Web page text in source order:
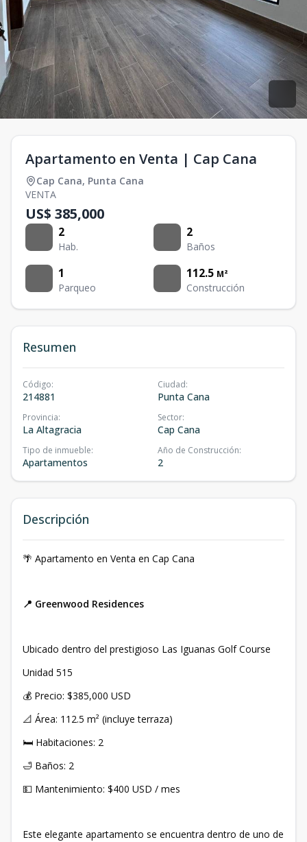
Apartamento en Venta | Cap Cana
Cap Cana, Punta Cana
VENTA
US$ 385,000
2
Hab.
2
Baños
1
Parqueo
112.5 M²
Construcción
Resumen
Código:
214881
Ciudad:
Punta Cana
Provincia:
La Altagracia
Sector:
Cap Cana
Tipo de inmueble:
Apartamentos
Año de Construcción:
2
Descripción
🌴 Apartamento en Venta en Cap Cana
📍 Greenwood Residences
Ubicado dentro del prestigioso Las Iguanas Golf Course
Unidad 515
💰 Precio: $385,000 USD
📐 Área: 112.5 m² (incluye terraza)
🛏️ Habitaciones: 2
🛁 Baños: 2
💵 Mantenimiento: $400 USD / mes
Este elegante apartamento se encuentra dentro de uno de